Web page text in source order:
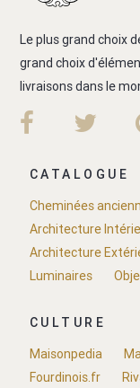
Le plus grand choix
grand choix
livraisons dans le
CATALOGUE
Cheminées
Architecture
Architecture
Luminaires
CULTURE
Maisonpedia
Fourdinois.fr